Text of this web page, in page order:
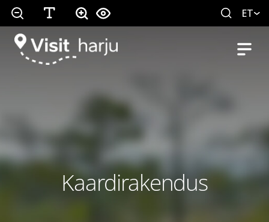
ET
Kaardirakendus